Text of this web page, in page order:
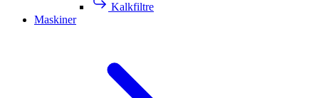
Kalkfiltre
Maskiner